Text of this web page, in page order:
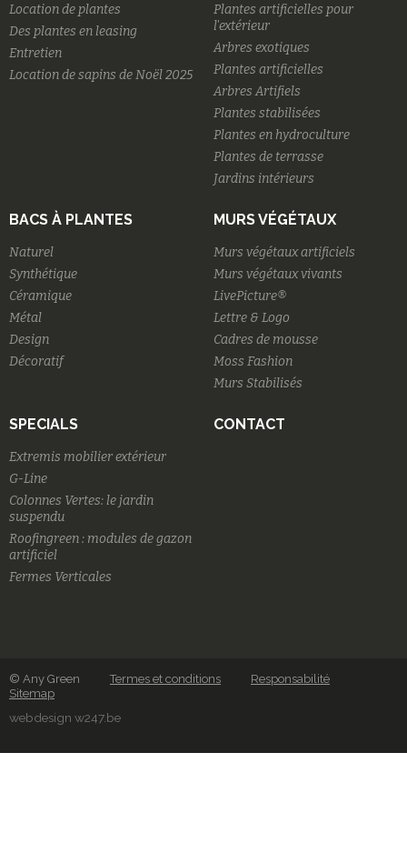
Location de plantes
Des plantes en leasing
Entretien
Location de sapins de Noël 2025
Plantes artificielles pour
l'extérieur
Arbres exotiques
Plantes artificielles
Arbres Artifiels
Plantes stabilisées
Plantes en hydroculture
Plantes de terrasse
Jardins intérieurs
BACS À PLANTES
Naturel
Synthétique
Céramique
Métal
Design
Décoratif
MURS VÉGÉTAUX
Murs végétaux artificiels
Murs végétaux vivants
LivePicture®
Lettre & Logo
Cadres de mousse
Moss Fashion
Murs Stabilisés
SPECIALS
Extremis mobilier extérieur
G-Line
Colonnes Vertes: le jardin
suspendu
Roofingreen : modules de gazon
artificiel
Fermes Verticales
CONTACT
© Any Green Termes et conditions
Responsabilité
Sitemap
webdesign w247.be